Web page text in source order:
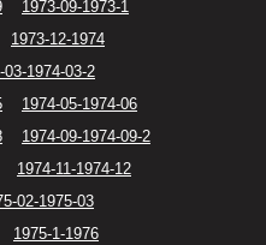
1973-09-1973-1
1973-12-1974
03-1974-03-2
1974-05-1974-06
1974-09-1974-09-2
1974-11-1974-12
02-1975-03
1975-1-1976